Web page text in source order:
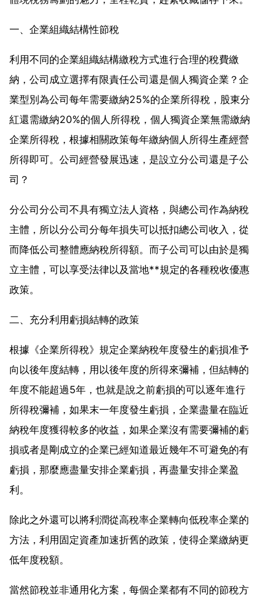
一、企業組織結構性節稅
利用不同的企業組織結構繳稅方式進行合理的稅費繳
納，公司成立選擇有限責任公司還是個人獨資企業？企
業型別為公司每年需要繳納25%的企業所得稅，股東分
紅還需繳納20%的個人所得稅，個人獨資企業無需繳納
企業所得稅，根據相關政策每年繳納個人所得生產經營
所得即可。公司經營發展迅速，是設立分公司還是子公
司？
分公司分公司不具有獨立法人資格，與總公司作為納稅
主體，所以分公司分每年損失可以抵扣總公司收入，從
而降低公司整體應納稅所得額。而子公司可以由於是獨
立主體，可以享受法律以及當地**規定的各種稅收優惠
政策。
二、充分利用虧損結轉的政策
根據《企業所得稅》規定企業納稅年度發生的虧損准予
向以後年度結轉，用以後年度的所得來彌補，但結轉的
年度不能超過5年，也就是說之前虧損的可以逐年進行
所得稅彌補，如果末一年度發生虧損，企業盡量在臨近
納稅年度獲得較多的收益，如果企業沒有需要彌補的虧
損或者是剛成立的企業已經知道最近幾年不可避免的有
虧損，那麼應盡量安排企業虧損，再盡量安排企業盈
利。
除此之外還可以將利潤從高稅率企業轉向低稅率企業的
方法，利用固定資產加速折舊的政策，使得企業繳納更
低年度稅額。
當然節稅並非通用化方案，每個企業都有不同的節稅方